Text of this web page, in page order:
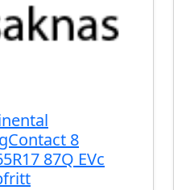
8
87Q EVc